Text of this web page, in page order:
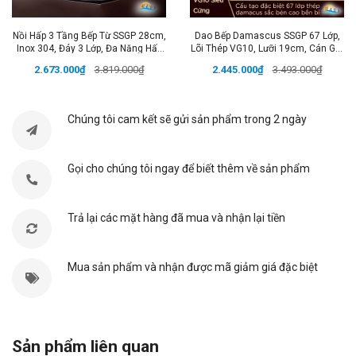
⚖ Trọng lượng: 36g
🎨Màu sắc: Trắng bạc
🌀Phạm vi ứng dụng: ăn cơm, ăn phở,...
- Không bán hàng kém chất lượng.
- Hoàn tiền khi phát hiện không đúng như mô tả.
vận chuyển bị nứt vỡ.
dụng sản phẩm hiệu quả tối ưu.
#muonginoxcaocap #muonginox304 #thiainoxcandai
Nồi Hấp 3 Tầng Bếp Từ SSGP 28cm,
Inox 304, Đáy 3 Lớp, Đa Năng Hấp
Đức
2.673.000₫ 3.819.000₫
Dao Bếp Damascus SSGP 67 Lớp,
Lõi Thép VG10, Lưỡi 19cm, Cán Gỗ,
2.445.000₫ 3.493.000₫
Chúng tôi cam kết sẽ gửi sản phẩm trong 2 ngày
Gọi cho chúng tôi ngay để biết thêm về sản phẩm
Trả lại các mặt hàng đã mua và nhận lại tiền
Mua sản phẩm và nhận được mã giảm giá đặc biệt
Sản phẩm liên quan